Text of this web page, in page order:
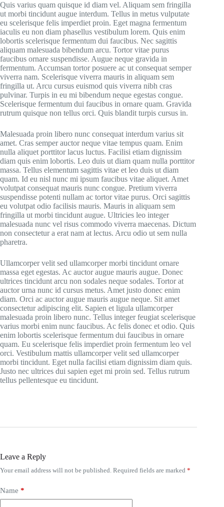
Quis varius quam quisque id diam vel. Aliquam sem fringilla
ut morbi tincidunt augue interdum. Tellus in metus vulputate
eu scelerisque felis imperdiet proin. Eget magna fermentum
iaculis eu non diam phasellus vestibulum lorem. Quis enim
lobortis scelerisque fermentum dui faucibus. Nec sagittis
aliquam malesuada bibendum arcu. Tortor vitae purus
faucibus ornare suspendisse. Augue neque gravida in
fermentum. Accumsan tortor posuere ac ut consequat semper
viverra nam. Scelerisque viverra mauris in aliquam sem
fringilla ut. Arcu cursus euismod quis viverra nibh cras
pulvinar. Turpis in eu mi bibendum neque egestas congue.
Scelerisque fermentum dui faucibus in ornare quam. Gravida
rutrum quisque non tellus orci. Quis blandit turpis cursus in.
Malesuada proin libero nunc consequat interdum varius sit
amet. Cras semper auctor neque vitae tempus quam. Enim
nulla aliquet porttitor lacus luctus. Facilisi etiam dignissim
diam quis enim lobortis. Leo duis ut diam quam nulla porttitor
massa. Tellus elementum sagittis vitae et leo duis ut diam
quam. Id eu nisl nunc mi ipsum faucibus vitae aliquet. Amet
volutpat consequat mauris nunc congue. Pretium viverra
suspendisse potenti nullam ac tortor vitae purus. Orci sagittis
eu volutpat odio facilisis mauris. Mauris in aliquam sem
fringilla ut morbi tincidunt augue. Ultricies leo integer
malesuada nunc vel risus commodo viverra maecenas. Dictum
non consectetur a erat nam at lectus. Arcu odio ut sem nulla
pharetra.
Ullamcorper velit sed ullamcorper morbi tincidunt ornare
massa eget egestas. Ac auctor augue mauris augue. Donec
ultrices tincidunt arcu non sodales neque sodales. Tortor at
auctor urna nunc id cursus metus. Amet justo donec enim
diam. Orci ac auctor augue mauris augue neque. Sit amet
consectetur adipiscing elit. Sapien et ligula ullamcorper
malesuada proin libero nunc. Tellus integer feugiat scelerisque
varius morbi enim nunc faucibus. Ac felis donec et odio. Quis
enim lobortis scelerisque fermentum dui faucibus in ornare
quam. Eu scelerisque felis imperdiet proin fermentum leo vel
orci. Vestibulum mattis ullamcorper velit sed ullamcorper
morbi tincidunt. Eget nulla facilisi etiam dignissim diam quis.
Justo nec ultrices dui sapien eget mi proin sed. Tellus rutrum
tellus pellentesque eu tincidunt.
Leave a Reply
Your email address will not be published. Required fields are marked *
Name *